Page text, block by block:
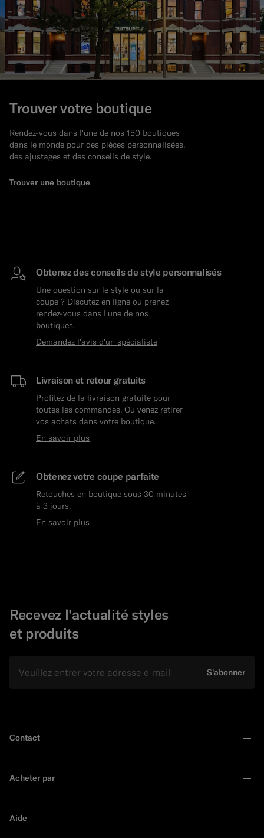
Trouver votre boutique
Rendez-vous dans l'une de nos 150 boutiques
dans le monde pour des pièces personnalisées,
des ajustages et des conseils de style.
Trouver une boutique
Obtenez des conseils de style personnalisés
Une question sur le style ou sur la
coupe ? Discutez en ligne ou prenez
rendez-vous dans l'une de nos
boutiques.
Demandez l'avis d'un spécialiste
Livraison et retour gratuits
Profitez de la livraison gratuite pour
toutes les commandes, Ou venez retirer
vos achats dans votre boutique.
En savoir plus
Obtenez votre coupe parfaite
Retouches en boutique sous 30 minutes
à 3 jours.
En savoir plus
Recevez l'actualité styles
et produits
S'abonner
Contact
Acheter par
Aide